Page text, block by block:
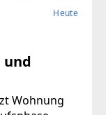
Heute
und
Wohnung